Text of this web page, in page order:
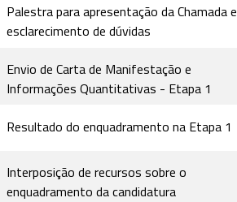
Palestra para apresentação da Chamada e
esclarecimento de dúvidas
Envio de Carta de Manifestação e
Informações Quantitativas - Etapa 1
Resultado do enquadramento na Etapa 1
Interposição de recursos sobre o
enquadramento da candidatura